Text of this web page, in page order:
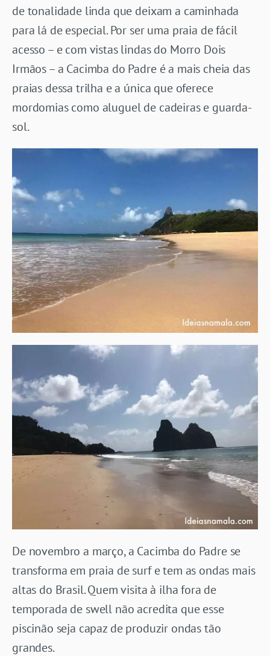
de tonalidade linda que deixam a caminhada
para lá de especial. Por ser uma praia de fácil
acesso – e com vistas lindas do Morro Dois
Irmãos – a Cacimba do Padre é a mais cheia das
praias dessa trilha e a única que oferece
mordomias como aluguel de cadeiras e guarda-
sol.
De novembro a março, a Cacimba do Padre se
transforma em praia de surf e tem as ondas mais
altas do Brasil. Quem visita à ilha fora de
temporada de swell não acredita que esse
piscinão seja capaz de produzir ondas tão
grandes.